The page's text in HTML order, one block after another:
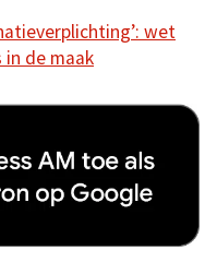
wet
de maak